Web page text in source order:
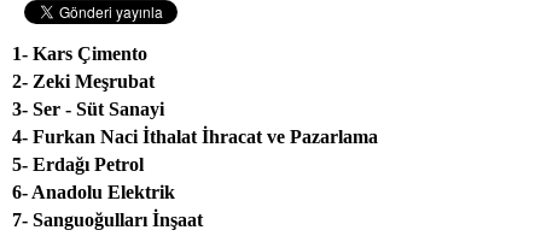
1- Kars Çimento
2- Zeki Meşrubat
3- Ser - Süt Sanayi
4- Furkan Naci İthalat İhracat ve Pazarlama
5- Erdağı Petrol
6- Anadolu Elektrik
7- Sanguoğulları İnşaat